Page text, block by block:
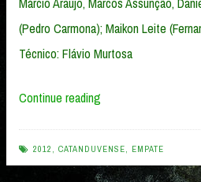
(Pedro Carmona); Maikon Leite
Técnico: Flávio Murtosa
Continue reading
x
1
2012 , CATANDUVENSE, EMPATE